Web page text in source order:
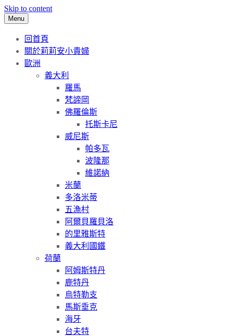
Skip to content
Menu
回首頁
關於莉莉安小貴婦
歐洲
義大利
羅馬
梵諦岡
佛羅倫斯
托斯卡尼
威尼斯
帕多瓦
波隆那
維諾納
米蘭
多洛米蒂
五漁村
阿爾貝羅貝洛
的里雅斯特
義大利國鐵
荷蘭
阿姆斯特丹
鹿特丹
烏特勒支
馬斯垂克
海牙
台夫特